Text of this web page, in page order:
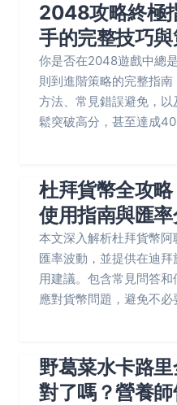
2048攻略終極
手的完整技巧
你是否在2048遊戲中總
則到進階策略的完整指
方法、常見錯誤避免，
鬆突破高分，甚至達成
杜拜貨幣全攻
使用指南與匯
本文深入解析杜拜貨幣阿
匯率波動，並提供在迪
用建議。包含常見問答
應對貨幣問題，避免不必
野葛菜水卡路
對了嗎？營養